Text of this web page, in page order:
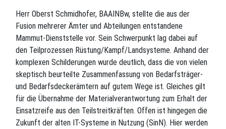
Herr Oberst Schmidhofer, BAAINBw, stellte die aus der
Fusion mehrerer Ämter und Abteilungen entstandene
Mammut-Dienststelle vor. Sein Schwerpunkt lag dabei auf
den Teilprozessen Rüstung/Kampf/Landsysteme. Anhand der
komplexen Schilderungen wurde deutlich, dass die von vielen
skeptisch beurteilte Zusammenfassung von Bedarfsträger-
und Bedarfsdeckerämtern auf gutem Wege ist. Gleiches gilt
für die Übernahme der Materialverantwortung zum Erhalt der
Einsatzreife aus den Teilstreitkräften. Offen ist hingegen die
Zukunft der alten IT-Systeme in Nutzung (SinN). Hier werden